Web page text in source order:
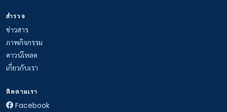
สำรวจ
ข่าวสาร
ภาพกิจกรรม
ดาวน์โหลด
เกี่ยวกับเรา
ติดตามเรา
Facebook